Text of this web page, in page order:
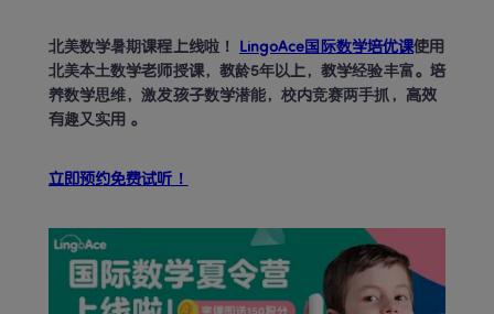
北美数学暑期课程上线啦！ LingoAce国际数学培优课使用
北美本土数学老师授课，教龄5年以上，教学经验丰富。培
养数学思维，激发孩子数学潜能，校内竞赛两手抓，高效
有趣又实用 。
立即预约免费试听！